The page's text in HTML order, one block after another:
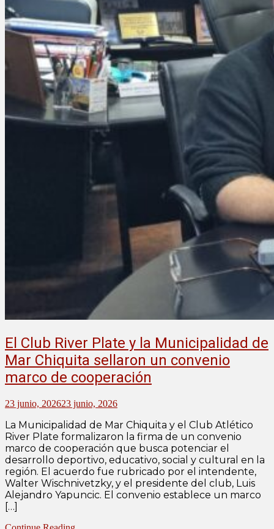
El Club River Plate y la Municipalidad de
Mar Chiquita sellaron un convenio
marco de cooperación
23 junio, 202623 junio, 2026
La Municipalidad de Mar Chiquita y el Club Atlético
River Plate formalizaron la firma de un convenio
marco de cooperación que busca potenciar el
desarrollo deportivo, educativo, social y cultural en la
región. El acuerdo fue rubricado por el intendente,
Walter Wischnivetzky, y el presidente del club, Luis
Alejandro Yapuncic. El convenio establece un marco
[…]